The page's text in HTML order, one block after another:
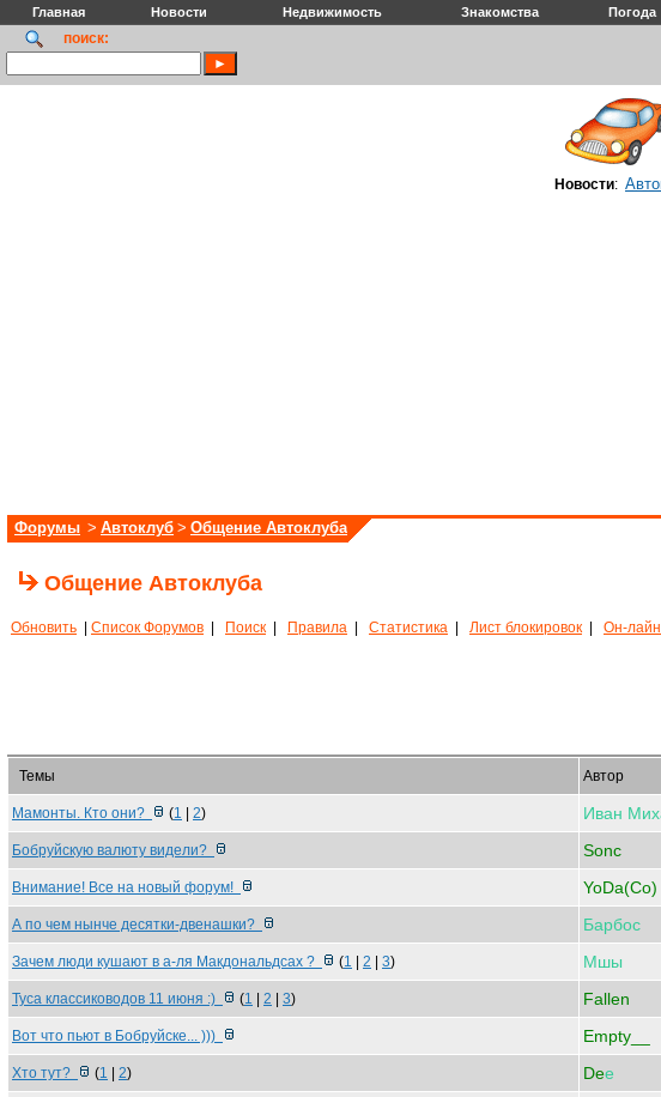
Главная Новости Недвижимость Знакомства Погода
поиск:
Новости:
Форумы > Автоклуб > Общение Автоклуба
Общение Автоклуба
Обновить Список Форумов Поиск Правила Статистика Лист блокировок Он-
Темы Автор
Мамонты. Кто они? (1 2) Иван
Бобруйскую валюту видели? Sonc
Внимание! Все на новый форум! YoDa(Co)
А по чем нынче десятки-двенашки? Барбос
Зачем люди кушают в а-ля Макдональдcах ? (1 2 3) Мшы
Туса классиководов 11 июня :) (1 2 3) Fallen
Вот что пьют в Бобруйске... ))) Empty__
Хто тут? (1 2) Deе